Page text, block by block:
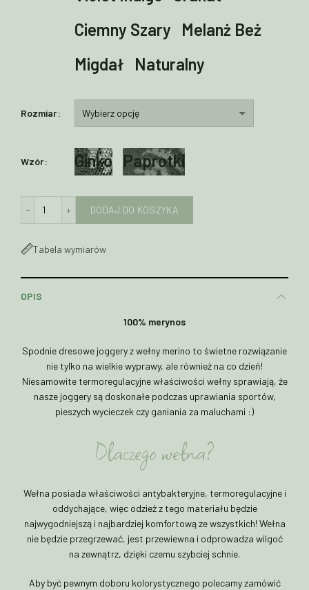
Ciemny Szary
Melanż Beż
Migdał
Naturalny
Rozmiar
Wzór Ginko Paprotki
DODAJ DO KOSZYKA
Tabela wymiarów
OPIS
100% merynos
Spodnie dresowe joggery z wełny merino to świetne rozwiązanie
nie tylko na wielkie wyprawy, ale również na co dzień!
Niesamowite termoregulacyjne właściwości wełny sprawiają, że
nasze joggery są doskonałe podczas uprawiania sportów,
pieszych wycieczek czy ganiania za maluchami :)
Dlaczego wełna?
Wełna posiada właściwości antybakteryjne, termoregulacyjne i
oddychające, więc odzież z tego materiału będzie
najwygodniejszą i najbardziej komfortową ze wszystkich! Wełna
nie będzie przegrzewać, jest przewiewna i odprowadza wilgoć
na zewnątrz, dzięki czemu szybciej schnie.
Aby być pewnym doboru kolorystycznego polecamy zamówić